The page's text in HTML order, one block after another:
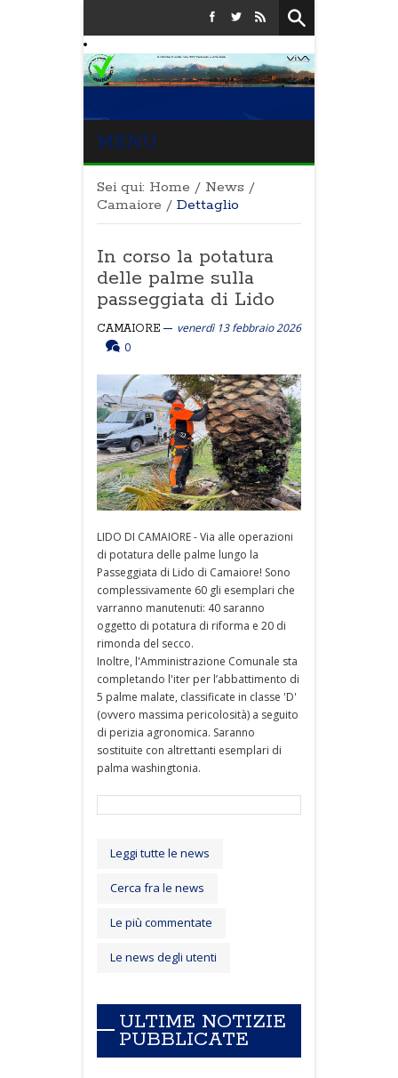
MENU
Sei qui: Home / News /
Camaiore / Dettaglio
In corso la potatura
delle palme sulla
passeggiata di Lido
CAMAIORE
venerdì 13 febbraio 2026
0
LIDO DI CAMAIORE - Via alle operazioni
di potatura delle palme lungo la
Passeggiata di Lido di Camaiore! Sono
complessivamente 60 gli esemplari che
varranno manutenuti: 40 saranno
oggetto di potatura di riforma e 20 di
rimonda del secco.
Inoltre, l'Amministrazione Comunale sta
completando l'iter per l’abbattimento di
5 palme malate, classificate in classe 'D'
(ovvero massima pericolosità) a seguito
di perizia agronomica. Saranno
sostituite con altrettanti esemplari di
palma washingtonia.
Leggi tutte le news
Cerca fra le news
Le più commentate
Le news degli utenti
ULTIME NOTIZIE
PUBBLICATE